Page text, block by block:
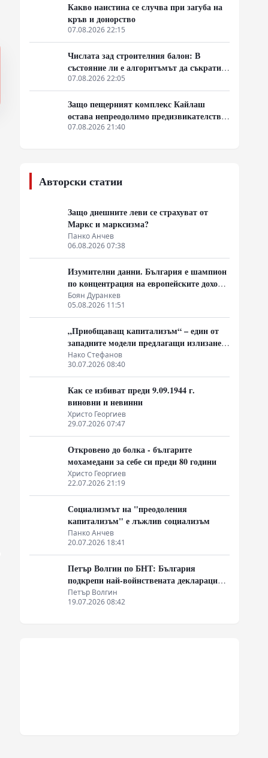
Какво наистина се случва при загуба на
кръв и донорство
07.08.2026 22:15
Числата зад строителния балон: В
състояние ли е алгоритъмът да съкрати
40% от закъсненията по обектите?
07.08.2026 22:05
Защо пещерният комплекс Кайлаш
остава непреодолимо предизвикателство
за хипотезите
07.08.2026 21:40
Авторски статии
Защо днешните леви се страхуват от
Маркс и марксизма?
Панко Анчев
06.08.2026 07:38
Изумителни данни. България е шампион
по концентрация на европейските доходи
в ръцете на най-богатия 1%, надминава
и САЩ
Боян Дуранкев
05.08.2026 11:51
„Приобщаващ капитализъм“ – един от
западните модели предлагащи излизане
от системата на неолиберализма
Нако Стефанов
30.07.2026 08:40
Как се избиват преди 9.09.1944 г.
виновни и невинни
Христо Георгиев
29.07.2026 07:47
Откровено до болка - българите
мохамедани за себе си преди 80 години
Христо Георгиев
22.07.2026 21:19
Социализмът на "преодоления
капитализъм" е лъжлив социализъм
Панко Анчев
20.07.2026 18:41
Петър Волгин по БНТ: България
подкрепи най-войнствената декларация,
която някога съм чел
Петър Волгин
19.07.2026 08:42